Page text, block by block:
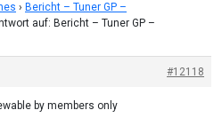
› Bericht – Tuner GP –
auf: Bericht – Tuner GP –
#12118
by members only